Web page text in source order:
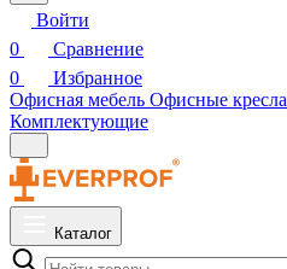
Войти
0
Сравнение
0
Избранное
Офисная мебель Офисные кресла
Комплектующие
Каталог